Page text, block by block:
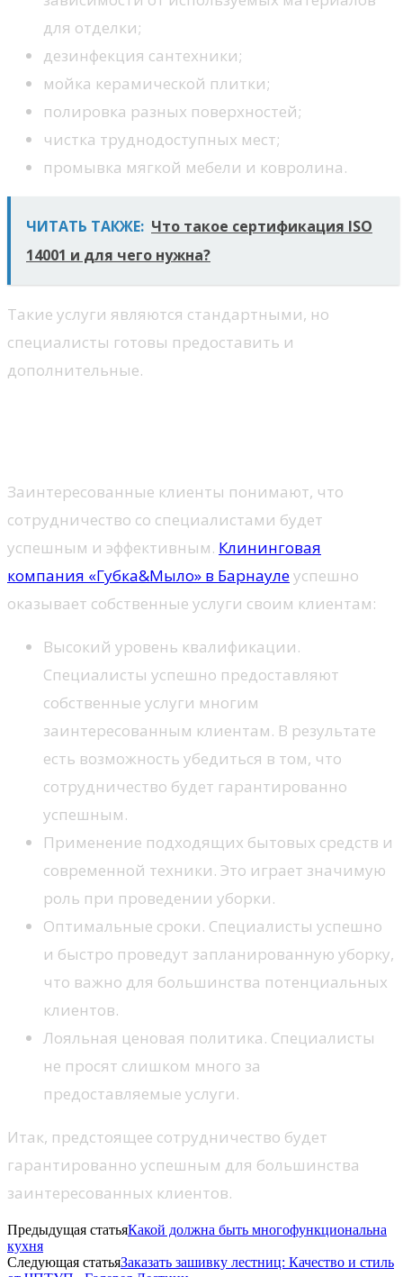
для отделки;
дезинфекция сантехники;
мойка керамической плитки;
полировка разных поверхностей;
чистка труднодоступных мест;
промывка мягкой мебели и ковролина.
ЧИТАТЬ ТАКЖЕ: Что такое сертификация ISO
14001 и для чего нужна?
Такие услуги являются стандартными, но
специалисты готовы предоставить и
дополнительные.
Заинтересованные клиенты понимают, что
сотрудничество со специалистами будет
успешным и эффективным. Клининговая
компания «Губка&Мыло» в Барнаулеуспешно
оказывает собственные услуги своим клиентам:
Высокий уровень квалификации.
Специалисты успешно предоставляют
собственные услуги многим
заинтересованным клиентам. В результате
есть возможность убедиться в том, что
сотрудничество будет гарантированно
успешным.
Применение подходящих бытовых средств и
современной техники. Это играет значимую
роль при проведении уборки.
Оптимальные сроки. Специалисты успешно
и быстро проведут запланированную уборку,
что важно для большинства потенциальных
клиентов.
Лояльная ценовая политика. Специалисты
не просят слишком много за
предоставляемые услуги.
Итак, предстоящее сотрудничество будет
гарантированно успешным для большинства
заинтересованных клиентов.
Предыдущая статьяКакой должна быть многофункциональна
кухня
Следующая статьяЗаказать зашивку лестниц: Качество и стиль